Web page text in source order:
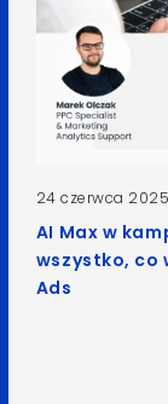
24 czerwca 2025
AI Max w
wszystko, co
Ads